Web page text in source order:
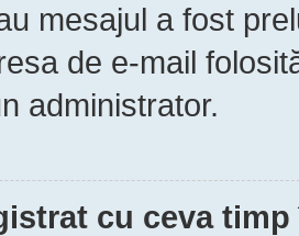
mesajul a fost
de e-mail
administrator.
cu ceva